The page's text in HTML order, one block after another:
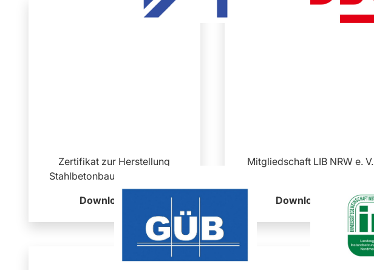
Zertifikat zur Herstellung
Stahlbetonbau ÜK2 und ÜK3
Download
Mitgliedschaft LIB NRW e. V.
Download